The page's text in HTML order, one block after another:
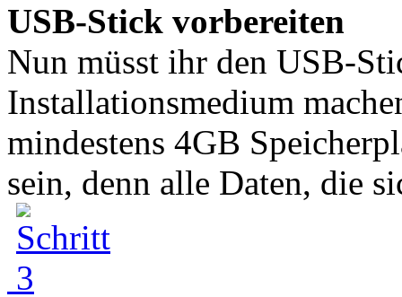
USB-Stick vorbereiten
Nun müsst ihr den USB-
Installationsmedium
mindestens 4GB
sein, denn alle Daten, die